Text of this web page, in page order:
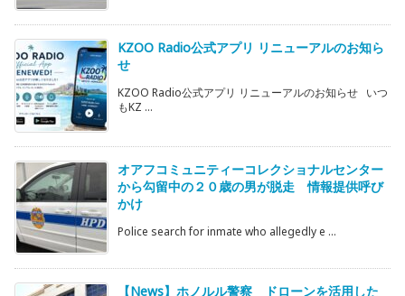
KZOO Radio公式アプリ リニューアルのお知ら
せ
KZOO Radio公式アプリ リニューアルのお知らせ いつ
もKZ ...
オアフコミュニティーコレクショナルセンター
から勾留中の２０歳の男が脱走 情報提供呼び
かけ
Police search for inmate who allegedly e ...
【News】ホノルル警察 ドローンを活用した